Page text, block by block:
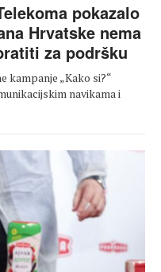
pokazalo
Hrvatske nema
za podršku
kampanje „Kako si?“
navikama i